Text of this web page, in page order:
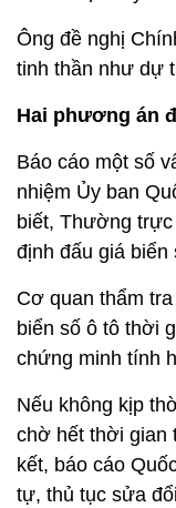
Ông đề nghị
tinh thần như dự
Hai phương án
Báo cáo một số
nhiệm Ủy ban
biết, Thường
định đấu giá biển
Cơ quan thẩm
biển số ô tô thời
chứng minh tính
Nếu không kịp
chờ hết thời gian
kết, báo cáo
tự, thủ tục sửa